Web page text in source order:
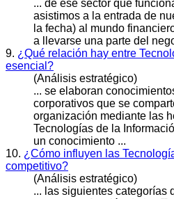
... de ese sector que
asistimos a la entrada de
la fecha) al mundo
a llevarse una parte del
9. ¿Qué relación hay entre
esencial?
(Análisis estratégico)
... se elaboran
corporativos que se
organización mediante las
Tecnologías de la
un conocimiento ...
10. ¿Cómo influyen las
competitivo?
(Análisis estratégico)
... las siguientes categorías